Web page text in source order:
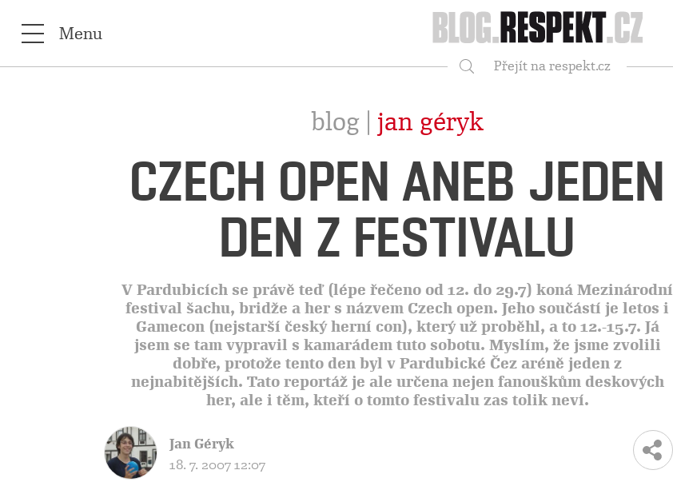
Respekt
Menu
Přejít na respekt.cz
blog | jan géryk
CZECH OPEN ANEB JEDEN
DEN Z FESTIVALU
V Pardubicích se právě teď (lépe řečeno od 12. do 29.7) koná Mezinárodní
festival šachu, bridže a her s názvem Czech open. Jeho součástí je letos i
Gamecon (nejstarší český herní con), který už proběhl, a to 12.-15.7. Já
jsem se tam vypravil s kamarádem tuto sobotu. Myslím, že jsme zvolili
dobře, protože tento den byl v Pardubické Čez aréně jeden z
nejnabitějších. Tato reportáž je ale určena nejen fanouškům deskových
her, ale i těm, kteří o tomto festivalu zas tolik neví.
Jan Géryk
18. 7. 2007 12:07